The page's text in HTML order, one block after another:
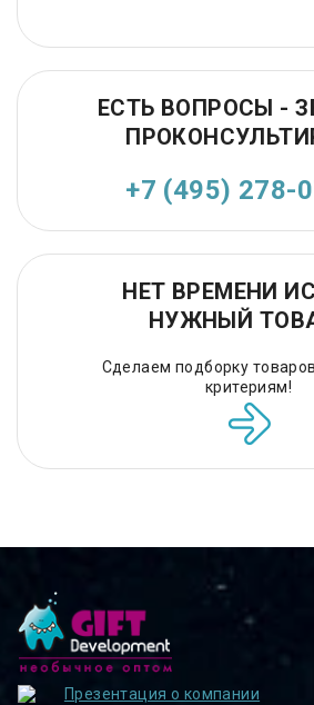
ЕСТЬ ВОПРОСЫ -
+7 (495) 278-
НЕТ ВРЕМЕНИ
НУЖНЫЙ
Сделаем подборку
критериям!
Презентация о компании